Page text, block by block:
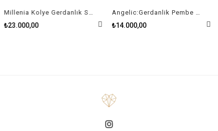
Millenia Kolye Gerdanlık Swarovski Zirconia Kare Kristal Rodyum Kaplama
₺23.000,00
Angelic:Gerdanlik Pembe Altin Kaplama
₺14.000,00